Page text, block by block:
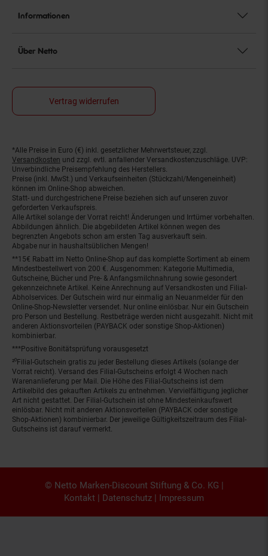
Informationen
Über Netto
Vertrag widerrufen
Fußnoten
*Alle Preise in Euro (€) inkl. gesetzlicher Mehrwertsteuer, zzgl.
Versandkosten und zzgl. evtl. anfallender Versandkostenzuschläge. UVP:
Unverbindliche Preisempfehlung des Herstellers.
Preise (inkl. MwSt.) und Verkaufseinheiten (Stückzahl/Mengeneinheit)
können im Online-Shop abweichen.
Statt- und durchgestrichene Preise beziehen sich auf unseren zuvor
geforderten Verkaufspreis.
Alle Artikel solange der Vorrat reicht! Änderungen und Irrtümer vorbehalten.
Abbildungen ähnlich. Die abgebildeten Artikel können wegen des
begrenzten Angebots schon am ersten Tag ausverkauft sein.
Abgabe nur in haushaltsüblichen Mengen!
**15€ Rabatt im Netto Online-Shop auf das komplette Sortiment ab einem
Mindestbestellwert von 200 €. Ausgenommen: Kategorie Multimedia,
Gutscheine, Bücher und Pre- & Anfangsmilchnahrung sowie gesondert
gekennzeichnete Artikel. Keine Anrechnung auf Versandkosten und Filial-
Abholservices. Der Gutschein wird nur einmalig an Neuanmelder für den
Online-Shop-Newsletter versendet. Nur online einlösbar. Nur ein Gutschein
pro Person und Bestellung. Restbeträge werden nicht ausgezahlt. Nicht mit
anderen Aktionsvorteilen (PAYBACK oder sonstige Shop-Aktionen)
kombinierbar.
***Positive Bonitätsprüfung vorausgesetzt
²⁰Filial-Gutschein gratis zu jeder Bestellung dieses Artikels (solange der
Vorrat reicht). Versand des Filial-Gutscheins erfolgt 4 Wochen nach
Warenanlieferung per Mail. Die Höhe des Filial-Gutscheins ist dem
Artikelbild des gekauften Artikels zu entnehmen. Vervielfältigung jeglicher
Art nicht gestattet. Der Filial-Gutschein ist ohne Mindesteinkaufswert
einlösbar. Nicht mit anderen Aktionsvorteilen (PAYBACK oder sonstige
Shop-Aktionen) kombinierbar. Der jeweilige Gültigkeitszeitraum des Filial-
Gutscheins ist darauf vermerkt.
© Netto Marken-Discount Stiftung & Co. KG |
Kontakt | Datenschutz | Impressum